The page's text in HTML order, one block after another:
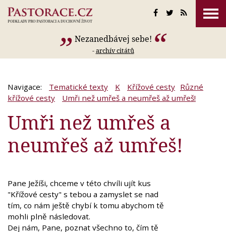
Nezanedbávej sebe!
-archív citátů
Navigace: Tematické texty K Křížové cesty Různé
křížové cesty
Umři než umřeš a neumřeš až umřeš!
Umři než umřeš a
neumřeš až umřeš!
Pane Ježíši, chceme v této chvíli ujít kus
"Křížové cesty" s tebou a zamyslet se nad
tím, co nám ještě chybí k tomu abychom tě
mohli plně následovat.
Dej nám, Pane, poznat všechno to, čím tě